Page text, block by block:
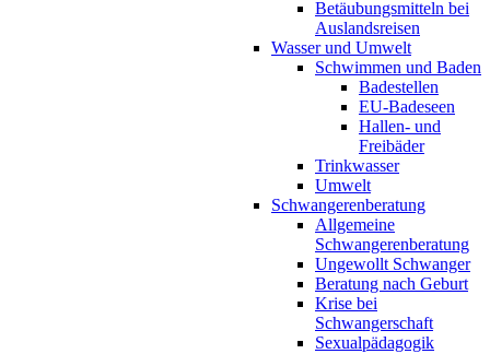
Betäubungsmitteln bei
Auslandsreisen
Wasser und Umwelt
Schwimmen und Baden
Badestellen
EU-Badeseen
Hallen- und
Freibäder
Trinkwasser
Umwelt
Schwangerenberatung
Allgemeine
Schwangerenberatung
Ungewollt Schwanger
Beratung nach Geburt
Krise bei
Schwangerschaft
Sexualpädagogik